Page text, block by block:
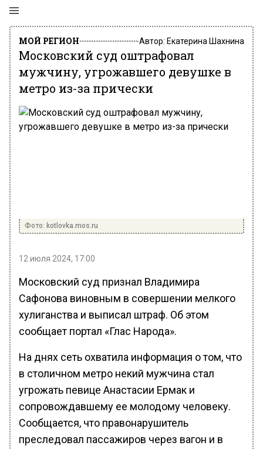
МОЙ РЕГИОН Автор: Екатерина Шахнина
Московский суд оштрафовал
мужчину, угрожавшего девушке в
метро из-за прически
Фото: kotlovka.mos.ru
12 июля 2024, 17:00
Московский суд признал Владимира
Сафонова виновным в совершении мелкого
хулиганства и выписал штраф. Об этом
сообщает портал «Глас Народа».
На днях сеть охватила информация о том, что
в столичном метро некий мужчина стал
угрожать певице Анастасии Ермак и
сопровождавшему ее молодому человеку.
Сообщается, что правонарушитель
преследовал пассажиров через вагон и в